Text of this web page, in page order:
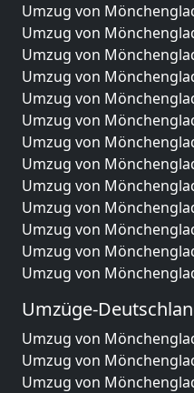
Umzug von
Umzug von
Umzug von
Umzug von
Umzug von
Umzug von
Umzug von
Umzug von
Umzug von
Umzug von
Umzug von
Umzug von
Umzug von
Umzüge-
Umzug von
Umzug von
Umzug von